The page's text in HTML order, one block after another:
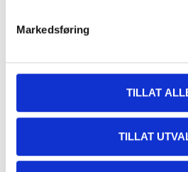
Markedsføring
TILLAT
TILLAT
Other